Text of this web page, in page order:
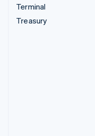
Terminal
Treasury